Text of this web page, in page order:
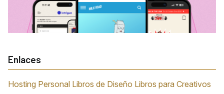
Enlaces
Hosting Personal Libros de Diseño Libros para Creativos